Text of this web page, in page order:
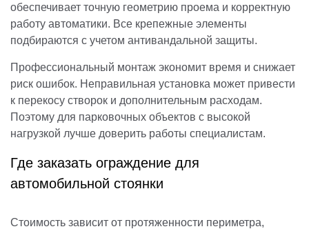
обеспечивает точную геометрию проема и корректную
работу автоматики. Все крепежные элементы
подбираются с учетом антивандальной защиты.
Профессиональный монтаж экономит время и снижает
риск ошибок. Неправильная установка может привести
к перекосу створок и дополнительным расходам.
Поэтому для парковочных объектов с высокой
нагрузкой лучше доверить работы специалистам.
Где заказать ограждение для
автомобильной стоянки
Стоимость зависит от протяженности периметра,